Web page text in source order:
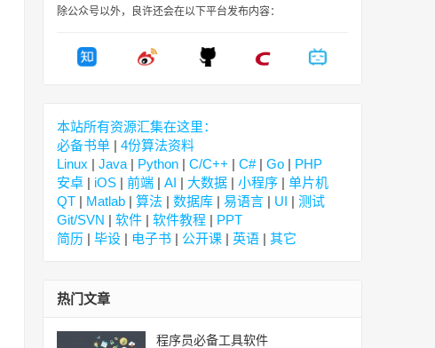
除公众号以外，良许还会在以下平台发布内容：
本站所有资源汇集在这里：
必备书单 | 4份算法资料
Linux | Java | Python | C/C++ | C#| Go | PHP
安卓 | iOS | 前端 | AI | 大数据 | 小程序 | 单片机
QT | Matlab | 算法 | 数据库 | 易语言 | UI | 测试
Git/SVN | 软件 | 软件教程 | PPT
简历 | 毕设 | 电子书 | 公开课 | 英语 | 其它
热门文章
程序员必备工具软件